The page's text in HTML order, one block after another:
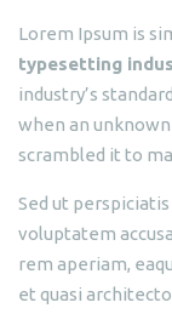
Lorem Ipsum is
typesetting
industry’s
when an
scrambled it to
Sed ut
voluptatem
rem aperiam,
et quasi